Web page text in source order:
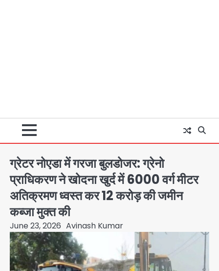
ग्रेटर नोएडा में गरजा बुलडोजर: ग्रेनो
प्राधिकरण ने खोदना खुर्द में 6000 वर्ग मीटर
अतिक्रमण ध्वस्त कर 12 करोड़ की जमीन
कब्जा मुक्त की
June 23, 2026 Avinash Kumar